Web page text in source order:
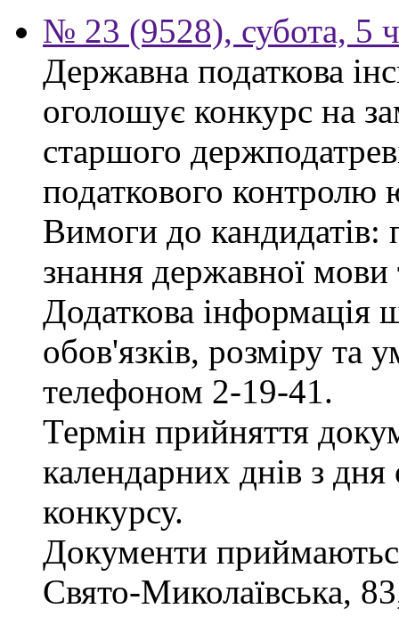
№ 23 (9528), субота, 5
Державна податкова
оголошує конкурс на
старшого
податкового контролю
Вимоги до кандидатів:
знання державної
Додаткова інформація
обов'язків, розміру та
телефоном 2-19-41.
Термін прийняття
календарних днів з
конкурсу.
Документи
Свято-Миколаївська,